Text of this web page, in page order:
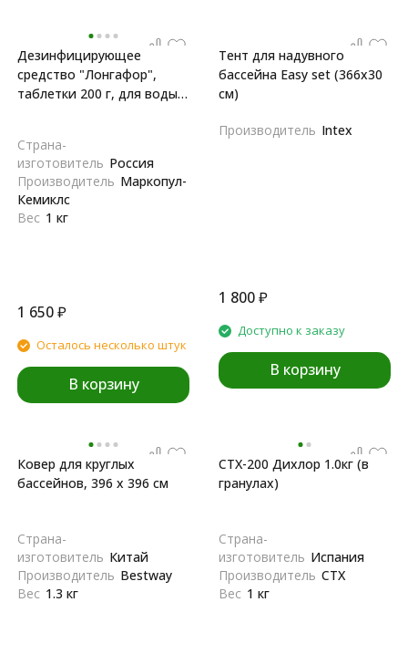
Дезинфицирующее
средство "Лонгафор",
таблетки 200 г, для воды в
Страна-
изготовитель Россия
Производитель Маркопул-
Кемиклс
Вес 1 кг
1 650₽
Осталось несколько штук
В корзину
Тент для надувного
бассейна Easy set (366x30
см)
Производитель Intex
1 800₽
Доступно к заказу
В корзину
Ковер для круглых
бассейнов, 396 х 396 см
Страна-
изготовитель Китай
Производитель Bestway
Вес 1.3 кг
CTX-200 Дихлор 1.0кг (в
гранулах)
Страна-
изготовитель Испания
Производитель CTX
Вес 1 кг